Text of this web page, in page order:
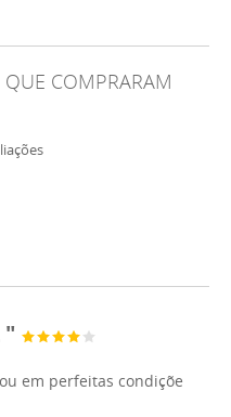
QUE COMPRARAM
"
em perfeitas condiçõe